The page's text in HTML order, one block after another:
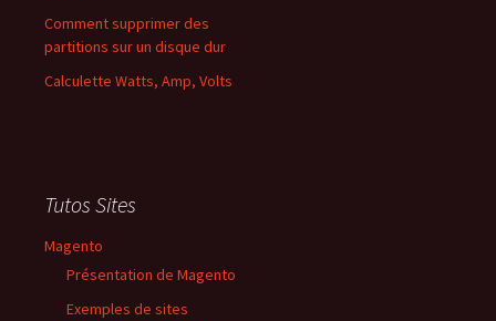
Comment supprimer des
partitions sur un disque dur
Calculette Watts, Amp, Volts
Tutos Sites
Magento
Présentation de Magento
Exemples de sites